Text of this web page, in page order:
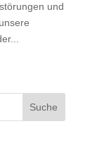
und